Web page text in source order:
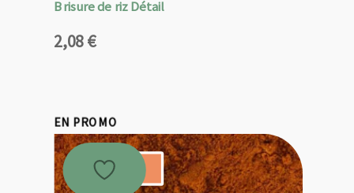
Brisure de riz Détail
2,08€
EN PROMO
Promo !